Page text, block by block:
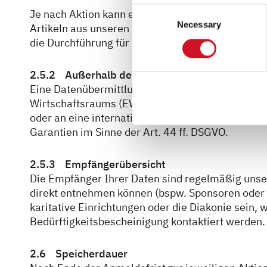
settings at any time as well
the website). You can find
Consent
Necessary
Je nach Aktion kann es Bestandteil sein, dass
Artikeln aus unseren Aktionen, Ihre Daten an
die Durchführung für Sie zu vereinfachen oder
2.5.2 Außerhalb der EU
Eine Datenübermittlung an Stellen in Staaten
Wirtschaftsraums (EWR), sogenannte
oder an eine internationale Organisation findet
Garantien im Sinne der Art. 44 ff. DSGVO.
2.5.3 Empfängerübersicht
Die Empfänger Ihrer Daten sind regelmäßig
direkt entnehmen können (bspw. Sponsoren
karitative Einrichtungen oder die Diakonie sein,
Bedürftigkeitsbescheinigung kontaktiert werden.
2.6 Speicherdauer